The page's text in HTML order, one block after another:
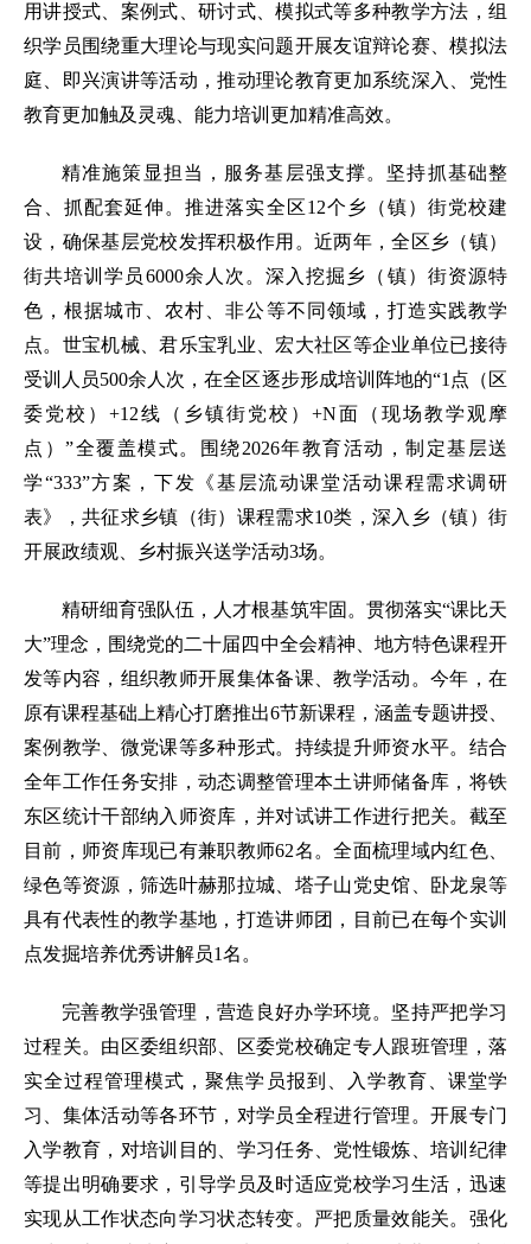
用讲授式、案例式、研讨式、模拟式等多种教学方法，组
织学员围绕重大理论与现实问题开展友谊辩论赛、模拟法
庭、即兴演讲等活动，推动理论教育更加系统深入、党性
教育更加触及灵魂、能力培训更加精准高效。
精准施策显担当，服务基层强支撑。坚持抓基础整
合、抓配套延伸。推进落实全区12个乡（镇）街党校建
设，确保基层党校发挥积极作用。近两年，全区乡（镇）
街共培训学员6000余人次。深入挖掘乡（镇）街资源特
色，根据城市、农村、非公等不同领域，打造实践教学
点。世宝机械、君乐宝乳业、宏大社区等企业单位已接待
受训人员500余人次，在全区逐步形成培训阵地的“1点（区
委党校）+12线（乡镇街党校）+N面（现场教学观摩
点）”全覆盖模式。围绕2026年教育活动，制定基层送
学“333”方案，下发《基层流动课堂活动课程需求调研
表》，共征求乡镇（街）课程需求10类，深入乡（镇）街
开展政绩观、乡村振兴送学活动3场。
精研细育强队伍，人才根基筑牢固。贯彻落实“课比天
大”理念，围绕党的二十届四中全会精神、地方特色课程开
发等内容，组织教师开展集体备课、教学活动。今年，在
原有课程基础上精心打磨推出6节新课程，涵盖专题讲授、
案例教学、微党课等多种形式。持续提升师资水平。结合
全年工作任务安排，动态调整管理本土讲师储备库，将铁
东区统计干部纳入师资库，并对试讲工作进行把关。截至
目前，师资库现已有兼职教师62名。全面梳理域内红色、
绿色等资源，筛选叶赫那拉城、塔子山党史馆、卧龙泉等
具有代表性的教学基地，打造讲师团，目前已在每个实训
点发掘培养优秀讲解员1名。
完善教学强管理，营造良好办学环境。坚持严把学习
过程关。由区委组织部、区委党校确定专人跟班管理，落
实全过程管理模式，聚焦学员报到、入学教育、课堂学
习、集体活动等各环节，对学员全程进行管理。开展专门
入学教育，对培训目的、学习任务、党性锻炼、培训纪律
等提出明确要求，引导学员及时适应党校学习生活，迅速
实现从工作状态向学习状态转变。严把质量效能关。强化